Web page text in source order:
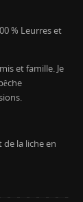
% Leurres et
et famille. Je
de la liche en